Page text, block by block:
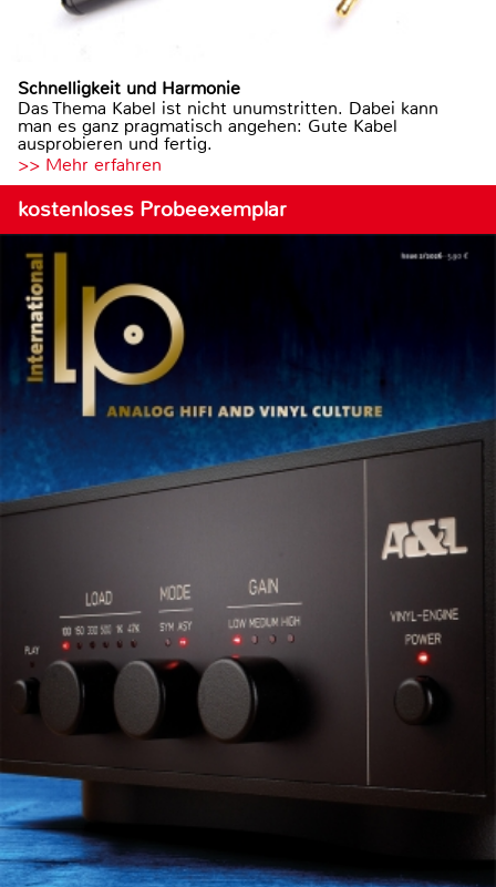
Schnelligkeit und Harmonie
Das Thema Kabel ist nicht unumstritten. Dabei kann
man es ganz pragmatisch angehen: Gute Kabel
ausprobieren und fertig.
>> Mehr erfahren
kostenloses Probeexemplar